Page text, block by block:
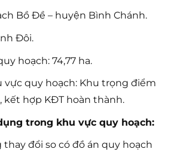
Bồ Đề – huyện Bình Chánh.
Đôi.
hoạch: 74,77 ha.
vực quy hoạch: Khu trọng điểm
kết hợp KĐT hoàn thành.
trong khu vực quy hoạch:
đổi so có đồ án quy hoạch